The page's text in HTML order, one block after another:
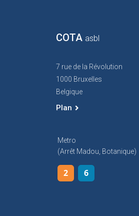
COTA asbl
7 rue de la Révolution
1000 Bruxelles
Belgique
Plan
Metro
(arrêt Madou, Botanique)
2 6